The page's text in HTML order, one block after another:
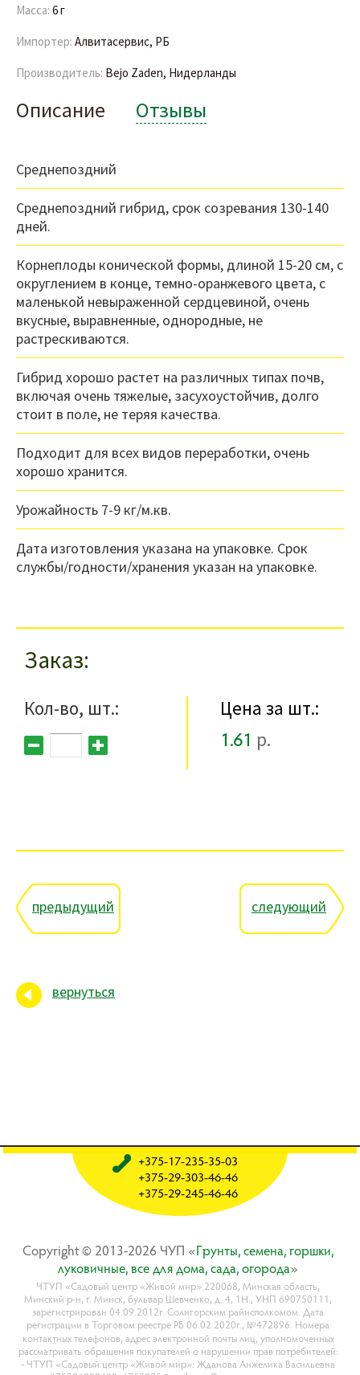
Масса: 6 г
Импортер: Алвитасервис, РБ
Производитель: Bejo Zaden, Нидерланды
Описание Отзывы
Среднепоздний
Среднепоздний гибрид, срок созревания 130-140
дней.
Корнеплоды конической формы, длиной 15-20 см, с
округлением в конце, темно-оранжевого цвета, с
маленькой невыраженной сердцевиной, очень
вкусные, выравненные, однородные, не
растрескиваются.
Гибрид хорошо растет на различных типах почв,
включая очень тяжелые, засухоустойчив, долго
стоит в поле, не теряя качества.
Подходит для всех видов переработки, очень
хорошо хранится.
Урожайность 7-9 кг/м.кв.
Дата изготовления указана на упаковке. Срок
службы/годности/хранения указан на упаковке.
Заказ
Кол-во, шт.:
Цена за шт.:
1.61 р.
предыдущий следующий
вернуться
Copyright © 2013-2026 ЧУП «Гpyнты, ceмeнa, гopшки,
лyкoвичныe, вce для дoмa, caдa, oгopoдa»
ЧТУП «Садовый центр «Живой мир» 220068, Минская область,
Минский р-н, г. Минск, бульвар Шевченко, д. 4, 1Н., УНП 690750111,
зарегистрирован 04.09.2012г. Солигорским райисполкомом. Дата
регистрации в Торговом реестре РБ 06.02.2020г., №472896. Номера
контактных телефонов, адрес электронной почты лиц, уполномоченных
рассматривать обращения покупателей о нарушении прав потребителей:
- ЧТУП «Садовый центр «Живой мир»: Жданова Анжелика Васильевна
+375-17-235-35-03
+375-29-303-46-46
+375-29-245-46-46